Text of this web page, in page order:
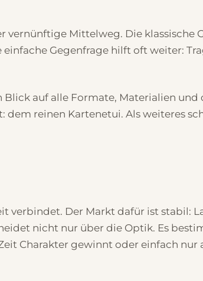
vernünftige Mittelweg. Die klassische
Gegenfrage hilft oft weiter:
Blick auf alle Formate, Materialien und
reinen Kartenetui. Als weiteres
verbindet. Der Markt dafür ist stabil:
nicht nur über die Optik. Es
Charakter gewinnt oder einfach